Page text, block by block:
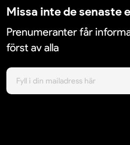
Missa inte de senaste
Prenumeranter får
först av alla